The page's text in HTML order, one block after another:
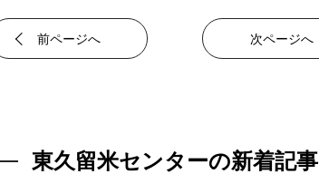
前ページへ 次ページへ
東久留米センターの新着記事